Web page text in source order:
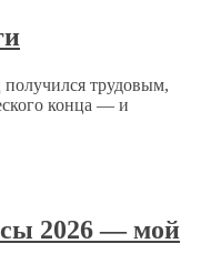
трудовым,
конца — и
2026 — мой